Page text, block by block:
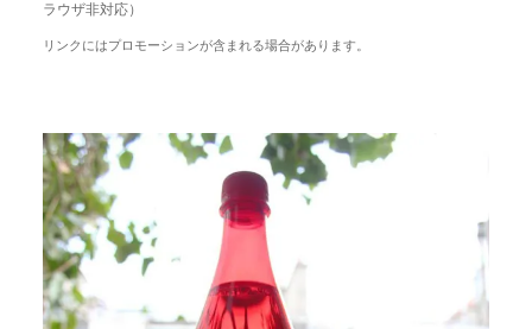
ラウザ非対応）
リンクにはプロモーションが含まれる場合があります。